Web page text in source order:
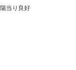
当り良好